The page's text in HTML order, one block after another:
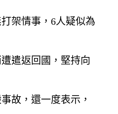
架情事，6人疑似為
遣返回國，堅持向
故，還一度表示，